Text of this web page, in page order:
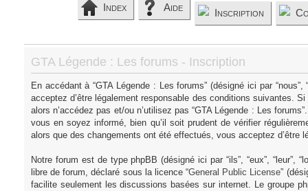
Index Aide Inscription
GTA Légende : Les forums - Inscription
En accédant à “GTA Légende : Les forums” (désigné ici par
acceptez d’être légalement responsable des conditions suivantes.
alors n’accédez pas et/ou n’utilisez pas “GTA Légende : Les
vous en soyez informé, bien qu’il soit prudent de vérifier
alors que des changements ont été effectués, vous acceptez
Notre forum est de type phpBB (désigné ici par “ils”, “eux”, “leur”,
libre de forum, déclaré sous la licence “General Public License”
facilite seulement les discussions basées sur internet. Le groupe